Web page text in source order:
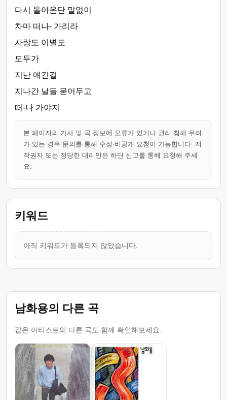
다시 돌아온단 말없이
차마 떠나- 가리라
사랑도 이별도
모두가
지난 얘긴걸
지나간 날들 묻어두고
떠-나 가야지
본 페이지의 가사 및 곡 정보에 오류가 있거나 권리 침해 우려
가 있는 경우 문의를 통해 수정·비공개 요청이 가능합니다. 저
작권자 또는 정당한 대리인은 하단 신고를 통해 요청해 주세
요.
키워드
아직 키워드가 등록되지 않았습니다.
남화용의 다른 곡
같은 아티스트의 다른 곡도 함께 확인해보세요.